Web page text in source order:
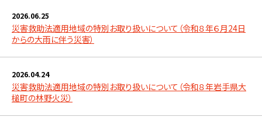
2026.06.25
災害救助法適用地域の特別お取り扱いについて（令和８年６月24日
からの大雨に伴う災害）
2026.04.24
災害救助法適用地域の特別お取り扱いについて（令和８年岩手県大
槌町の林野火災）